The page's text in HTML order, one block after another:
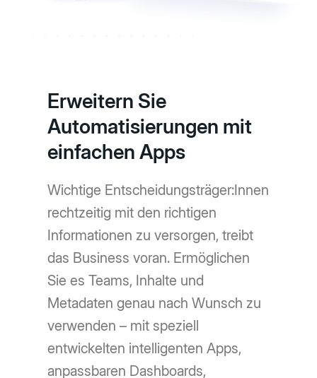
Erweitern Sie
Automatisierungen mit
einfachen Apps
Wichtige Entscheidungsträger:Innen
rechtzeitig mit den richtigen
Informationen zu versorgen, treibt
das Business voran. Ermöglichen
Sie es Teams, Inhalte und
Metadaten genau nach Wunsch zu
verwenden – mit speziell
entwickelten intelligenten Apps,
anpassbaren Dashboards,